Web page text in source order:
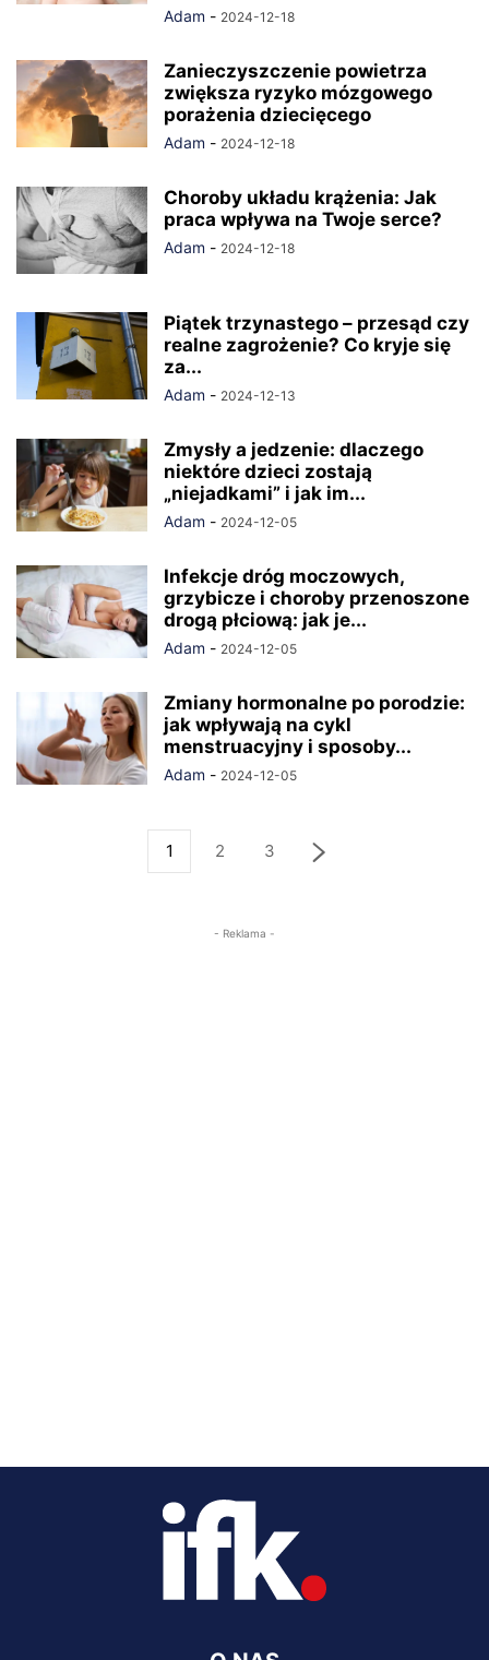
Adam - 2024-12-18
Zanieczyszczenie powietrza
zwiększa ryzyko mózgowego
porażenia dziecięcego
Adam - 2024-12-18
Choroby układu krążenia: Jak
praca wpływa na Twoje serce?
Adam - 2024-12-18
Piątek trzynastego – przesąd czy
realne zagrożenie? Co kryje się
za...
Adam - 2024-12-13
Zmysły a jedzenie: dlaczego
niektóre dzieci zostają
„niejadkami” i jak im...
Adam - 2024-12-05
Infekcje dróg moczowych,
grzybicze i choroby przenoszone
drogą płciową: jak je...
Adam - 2024-12-05
Zmiany hormonalne po porodzie:
jak wpływają na cykl
menstruacyjny i sposoby...
Adam - 2024-12-05
1 2 3
- Reklama -